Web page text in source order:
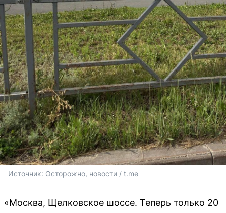
Источник: Осторожно, новости / t.me
«Москва, Щелковское шоссе. Теперь только 20